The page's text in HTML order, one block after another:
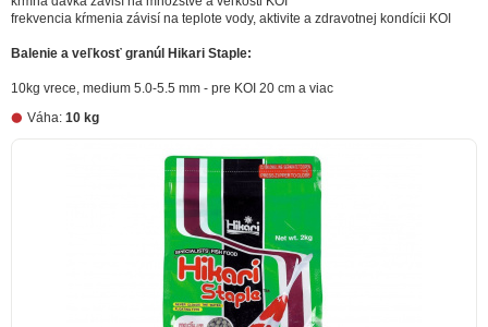
frekvencia kŕmenia závisí na teplote vody, aktivite a zdravotnej kondícii KOI
Balenie a veľkosť granúl Hikari Staple:
10kg vrece, medium 5.0-5.5 mm - pre KOI 20 cm a viac
Váha: 10 kg